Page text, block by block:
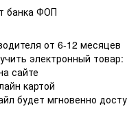
банка ФОП
от 6-12 месяцев
электронный товар:
сайте
картой
будет мгновенно